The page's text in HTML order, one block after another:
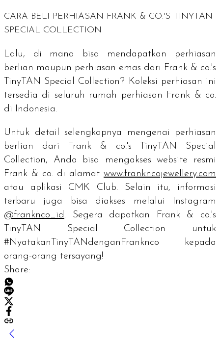
CARA BELI PERHIASAN FRANK & CO.'S TINYTAN
SPECIAL COLLECTION
Lalu, di mana bisa mendapatkan perhiasan
berlian maupun perhiasan emas dari Frank & co.'s
TinyTAN Special Collection? Koleksi perhiasan ini
tersedia di seluruh rumah perhiasan Frank & co.
di Indonesia.
Untuk detail selengkapnya mengenai perhiasan
berlian dari Frank & co.'s TinyTAN Special
Collection, Anda bisa mengakses website resmi
Frank & co. di alamat www.frankncojewellery.com
atau aplikasi CMK Club. Selain itu, informasi
terbaru juga bisa diakses melalui Instagram
@franknco_id . Segera dapatkan
Frank & co.'s
TinyTAN Special Collection
untuk
#NyatakanTinyTANdenganFranknco kepada
orang-orang tersayang!
Share: